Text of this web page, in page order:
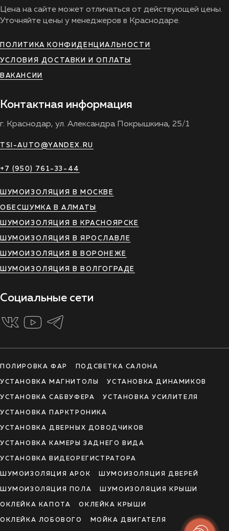
Цена на сайте может отличаться от действующей цены.
Уточняйте цены у менеджеров в Краснодаре.
ПОЛИТИКА КОНФИДЕНЦИАЛЬНОСТИ
УСЛОВИЯ ДОСТАВКИ И ОПЛАТЫ
ВАКАНСИИ
Контактная информация
г. Краснодар, ул. Александра Покрышкина, 25/1
TSI-AUTO@YANDEX.RU
+7 (950) 761-33-44
ШУМОИЗОЛЯЦИЯ В МОСКВЕ
ОБЕСШУМКА В АЛМАТЫ
ШУМОИЗОЛЯЦИЯ В КРАСНОЯРСКЕ
ШУМОИЗОЛЯЦИЯ В ЯРОСЛАВЛЕ
ШУМОИЗОЛЯЦИЯ В ВОРОНЕЖЕ
ШУМОИЗОЛЯЦИЯ В ВОЛГОГРАДЕ
Социальные сети
ПОЛИРОВКА ФАР ПОДСВЕТКА САЛОНА
УСТАНОВКА МАГНИТОЛЫ УСТАНОВКА ДИНАМИКОВ
УСТАНОВКА САБВУФЕРА УСТАНОВКА УСИЛИТЕЛЯ
УСТАНОВКА ПАРКТРОНИКА
УСТАНОВКА ДВЕРНЫХ ДОВОДЧИКОВ
УСТАНОВКА КАМЕРЫ ЗАДНЕГО ВИДА
УСТАНОВКА ВИДЕОРЕГИСТРАТОРА
ШУМОИЗОЛЯЦИЯ АРОК ШУМОИЗОЛЯЦИЯ ДВЕРЕЙ
ШУМОИЗОЛЯЦИЯ ПОЛА ШУМОИЗОЛЯЦИЯ КРЫШИ
ОКЛЕЙКА КАПОТА ОКЛЕЙКА КРЫШИ
ОКЛЕЙКА ЛОБОВОГО МОЙКА ДВИГАТЕЛЯ